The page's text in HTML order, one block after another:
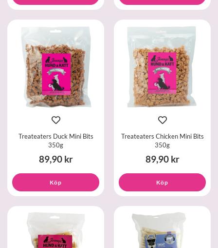
Treateaters Duck Mini Bits
350g
89,90 kr
Köp
Treateaters Chicken Mini Bits
350g
89,90 kr
Köp